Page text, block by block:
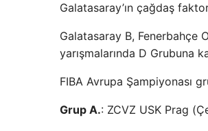
Galatasaray’ın çağdaş
Galatasaray B, Fenerbahçe
yarışmalarında D Grubuna
FIBA Avrupa Şampiyonası
Grup A.: ZCVZ USK Prag